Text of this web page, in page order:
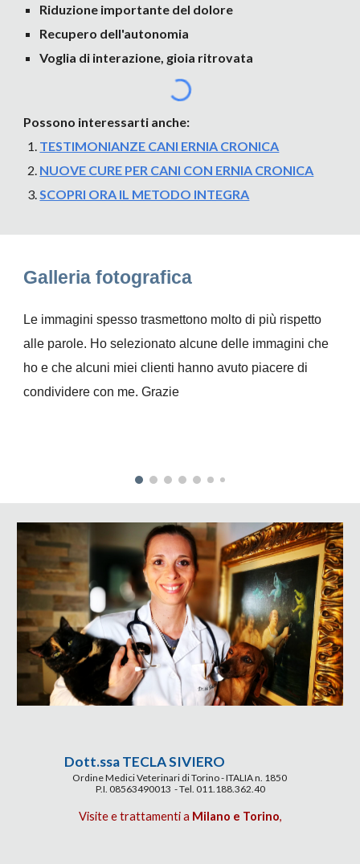
Riduzione importante del dolore
Recupero dell'autonomia
Voglia di interazione, gioia ritrovata
Possono interessarti anche:
TESTIMONIANZE CANI ERNIA CRONICA
NUOVE CURE PER CANI CON ERNIA CRONICA
SCOPRI ORA IL METODO INTEGRA
Galleria fotografica
Le immagini spesso trasmettono molto di più rispetto
alle parole. Ho selezionato alcune delle immagini che
ho e che alcuni miei clienti hanno avuto piacere di
condividere con me. Grazie
Dott.ssa TECLA SIVIERO
Ordine Medici Veterinari di Torino - ITALIA n. 1850
P.I. 08563490013 - Tel. 011.188.362.40
Visite e trattamenti a Milano e Torino,